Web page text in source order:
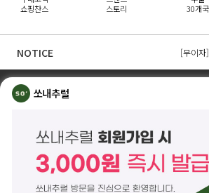
쇼핑찬스
스토리
30개국
NOTICE
[무
[무이자
쏘내추럴 소개
사업자등록번호 261-81-21889
통신판매업신고 제2014-서울강남-
제품/배송 문의help@sonatural.co.kr
마케팅 문의
marketing@sonatural.co.kr
본사 고객센터 문의 02-573-6769 (평일 10:00~18:00 / 점심
쏘내추럴